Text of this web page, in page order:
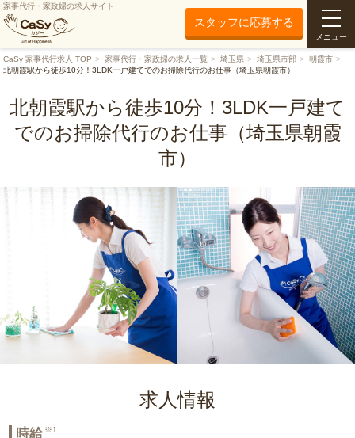
家事代行・家政婦の求人サイト
スタッフに応募する
メニュー
CaSy 家事代行求人 TOP 家事代行・家政婦の求人一覧 埼玉県 埼玉県市部
朝霞市
北朝霞駅から徒歩10分！3LDK一戸建てでのお掃除代行のお仕事（埼玉県朝霞市）
北朝霞駅から徒歩10分！3LDK一戸建て
でのお掃除代行のお仕事（埼玉県朝霞
市）
求人情報
時給 ※1